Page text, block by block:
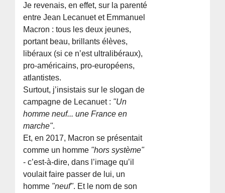
Je revenais, en effet, sur la parenté
entre Jean Lecanuet et Emmanuel
Macron : tous les deux jeunes,
portant beau, brillants élèves,
libéraux (si ce n’est ultralibéraux),
pro-américains, pro-européens,
atlantistes.
Surtout, j’insistais sur le slogan de
campagne de Lecanuet : "Un
homme neuf... une France en
marche".
Et, en 2017, Macron se présentait
comme un homme "hors système"
- c’est-à-dire, dans l’image qu’il
voulait faire passer de lui, un
homme "neuf". Et le nom de son